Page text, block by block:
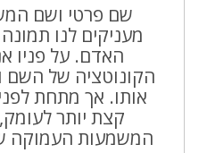
שם פרטי ושם
מעניקים לנו
האדם. על פניו
הקונוטציה של השם
אותו. אך מתחת
קצת יותר
המשמעות העמוקה